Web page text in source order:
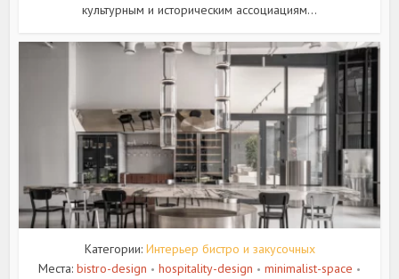
культурным и историческим ассоциациям...
Категории: Интерьер бистро и закусочных
Места: bistro-design • hospitality-design • minimalist-space •